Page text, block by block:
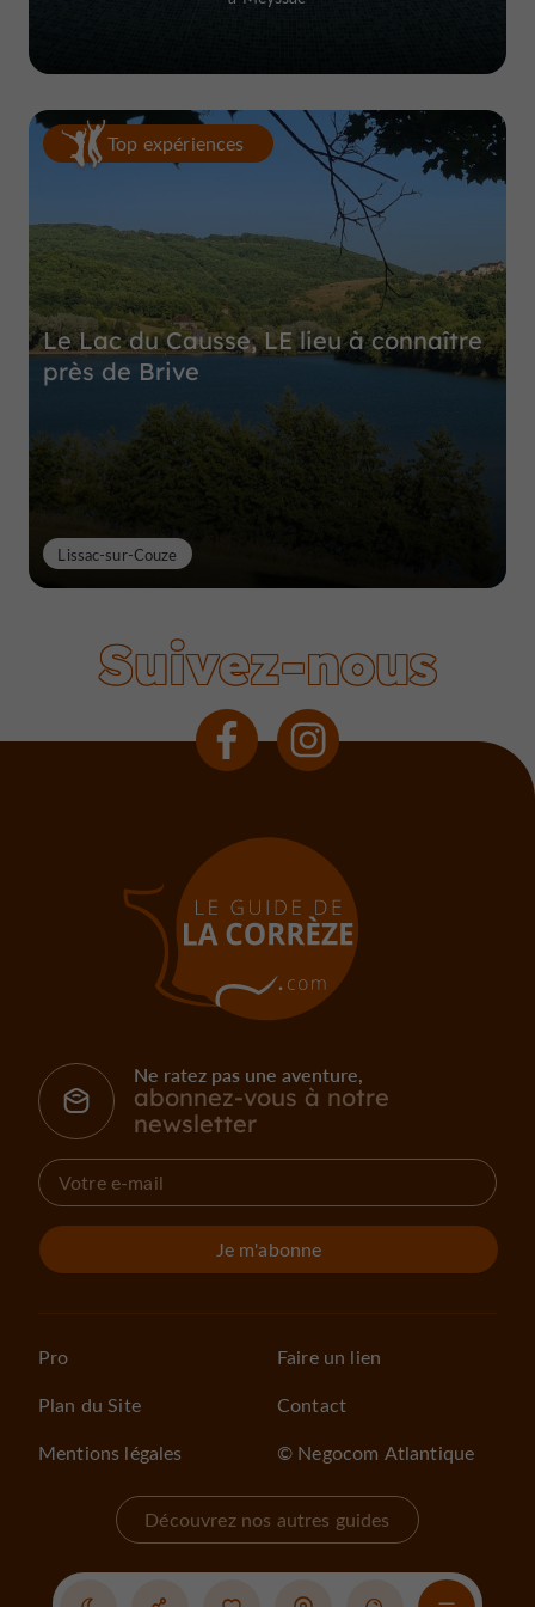
Top expériences
Le Lac du Causse, LE lieu à connaître
près de Brive
Lissac-sur-Couze
Suivez-nous
Ne ratez pas une aventure,
abonnez-vous à notre
newsletter
Je m'abonne
Pro
Plan du Site
Mentions légales
Faire un lien
Contact
© Negocom Atlantique
Découvrez nos autres guides